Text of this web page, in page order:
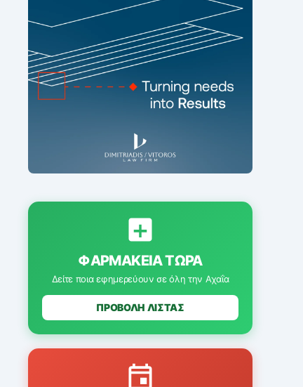
ΦΑΡΜΑΚΕΊΑ ΤΏΡΑ
Δείτε ποια εφημερεύουν σε όλη την Αχαΐα
ΠΡΟΒΟΛΗ ΛΙΣΤΑΣ